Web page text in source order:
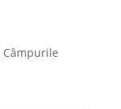
Câmpurile